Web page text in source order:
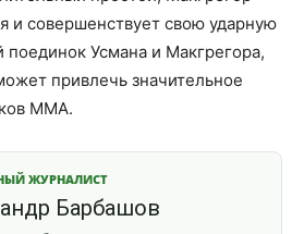
и совершенствует свою ударную
Усмана и Макгрегора,
привлечь значительное
MMA.
ЖУРНАЛИСТ
Барбашов